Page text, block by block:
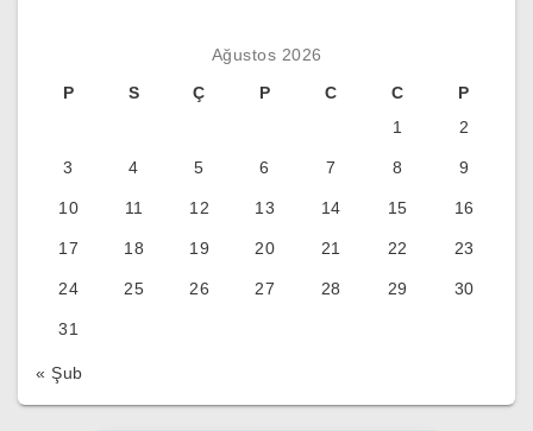
Ağustos 2026
P
S Ç P C C
P
1
2
3 4 5 6 7 8 9
10 11 12 13 14 15 16
17 18 19 20 21 22 23
24 25 26 27 28 29 30
31
« Şub